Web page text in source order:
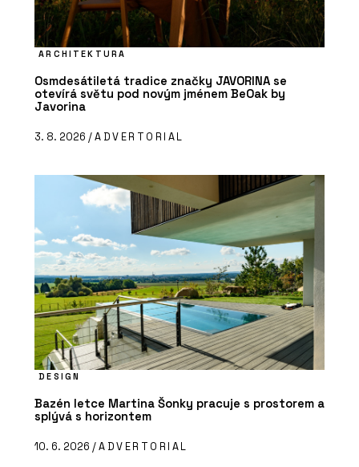
ARCHITEKTURA
Osmdesátiletá tradice značky JAVORINA se
otevírá světu pod novým jménem BeOak by
Javorina
3. 8. 2026 /ADVERTORIAL
DESIGN
Bazén letce Martina Šonky pracuje s prostorem a
splývá s horizontem
10. 6. 2026 /ADVERTORIAL